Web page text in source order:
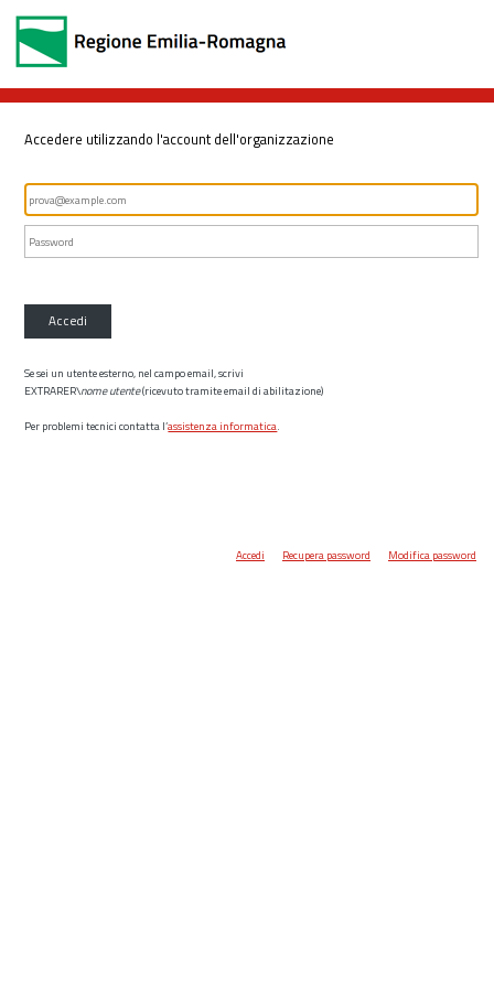
Accedere utilizzando l'account dell'organizzazione
Accedi
Se sei un utente esterno, nel campo email, scrivi
EXTRARER\nome utente(ricevuto tramite email di abilitazione)
Per problemi tecnici contatta l’assistenza informatica.
Accedi Recupera password Modifica password